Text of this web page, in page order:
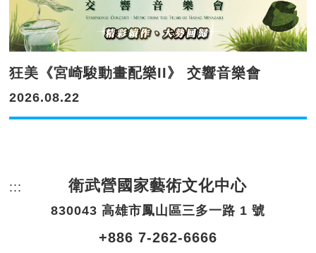
狂美《宮崎駿動畫配樂II》 交響音樂會
2026.08.22
::: 頁尾網站資訊。
衛武營國家藝術文化中心
830043 高雄市鳳山區三多一路 1 號
+886 7-262-6666